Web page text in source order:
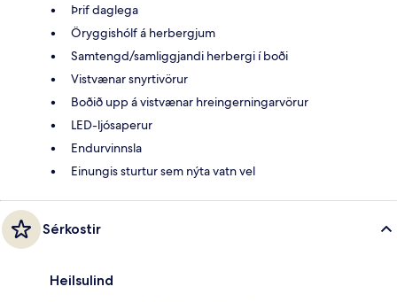
Þrif daglega
Öryggishólf á herbergjum
Samtengd/samliggjandi herbergi í boði
Vistvænar snyrtivörur
Boðið upp á vistvænar hreingerningarvörur
LED-ljósaperur
Endurvinnsla
Einungis sturtur sem nýta vatn vel
Sérkostir
Heilsulind